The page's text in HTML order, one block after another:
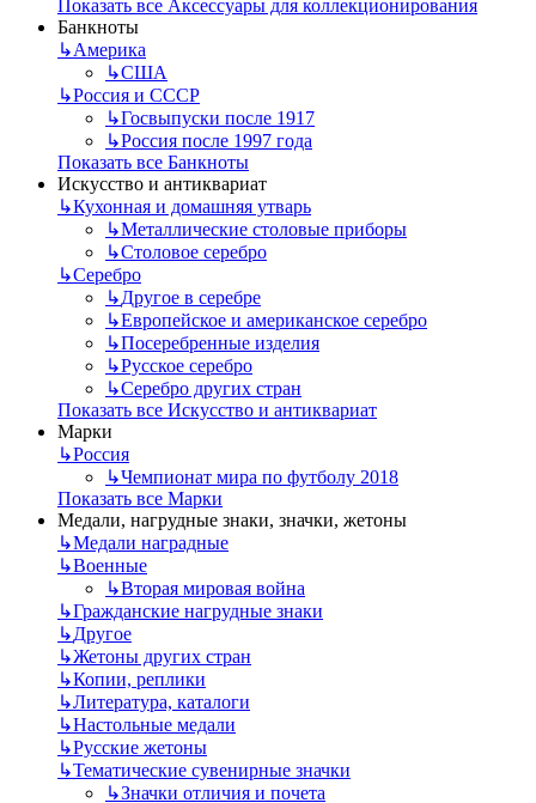
Показать все Аксессуары для коллекционирования
Банкноты
↳Америка
↳США
↳Россия и СССР
↳Госвыпуски после 1917
↳Россия после 1997 года
Показать все Банкноты
Искусство и антиквариат
↳Кухонная и домашняя утварь
↳Металлические столовые приборы
↳Столовое серебро
↳Серебро
↳Другое в серебре
↳Европейское и американское серебро
↳Посеребренные изделия
↳Русское серебро
↳Серебро других стран
Показать все Искусство и антиквариат
Марки
↳Россия
↳Чемпионат мира по футболу 2018
Показать все Марки
Медали, нагрудные знаки, значки, жетоны
↳Mедали наградные
↳Военные
↳Вторая мировая война
↳Гражданские нагрудные знаки
↳Другое
↳Жетоны других стран
↳Копии, реплики
↳Литература, каталоги
↳Настольные медали
↳Русские жетоны
↳Тематические сувенирные значки
↳Значки отличия и почета